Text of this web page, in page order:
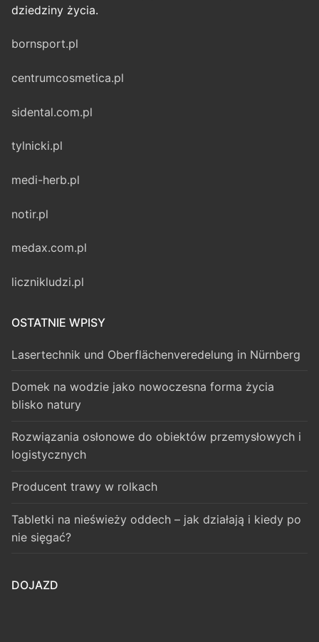
dziedziny życia.
bornsport.pl
centrumcosmetica.pl
sidental.com.pl
tylnicki.pl
medi-herb.pl
notir.pl
medax.com.pl
licznikludzi.pl
OSTATNIE WPISY
Lasertechnik und Oberflächenveredelung in Nürnberg
Domek na wodzie jako nowoczesna forma życia
blisko natury
Rozwiązania osłonowe do obiektów przemysłowych i
logistycznych
Producent trawy w rolkach
Tabletki na nieświeży oddech – jak działają i kiedy po
nie sięgać?
DOJAZD